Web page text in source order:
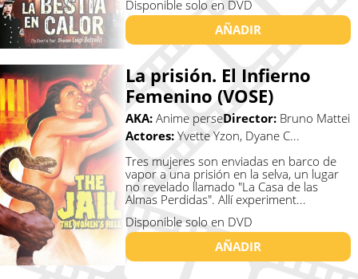
Disponible solo en DVD
AÑADIR
La prisión. El Infierno
Femenino (VOSE)
AKA: Anime perseDirector: Bruno Mattei
Actores: Yvette Yzon, Dyane C...
Tres mujeres son enviadas en barco de
vapor a una prisión en la selva, un lugar
no revelado llamado "La Casa de las
Almas Perdidas". Allí experiment...
Disponible solo en DVD
AÑADIR